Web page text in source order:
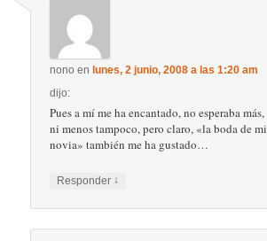
nono en lunes, 2 junio, 2008 a las 1:20 am
dijo:
Pues a mí me ha encantado, no esperaba más,
ni menos tampoco, pero claro, «la boda de mi
novia» también me ha gustado…
Responder ↓